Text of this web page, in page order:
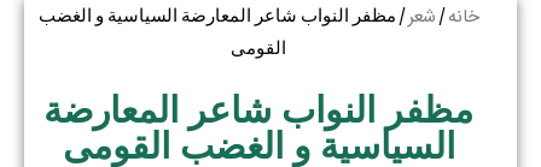
خانه/ شعر/ مظفر النواب شاعر المعارضة السیاسیة و الغضب
القومی
مظفر النواب شاعر المعارضة
السیاسیة و الغضب القومی